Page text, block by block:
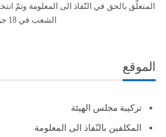
المتعلّق بالحق في النّفاذ الى المعلومة
الشعب في 18 جويلية 2017
الموقع
تركيبة مجلس الهيئة
المكلفين بالنّفاذ الى المعلومة